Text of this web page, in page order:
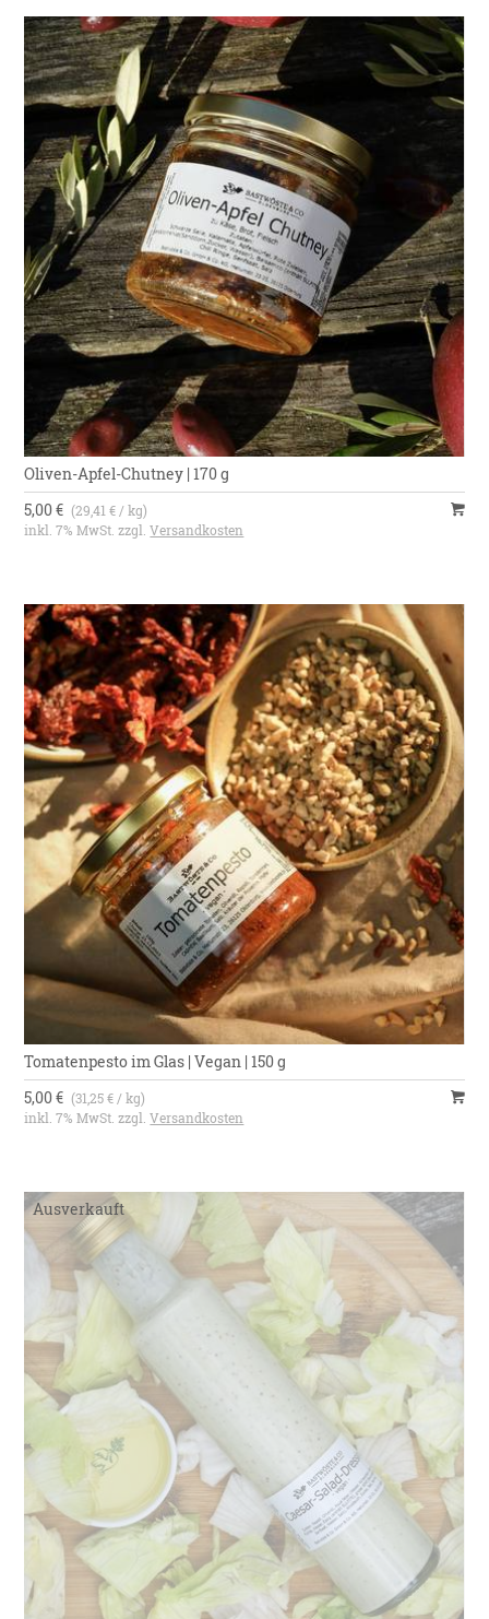
Oliven-Apfel-Chutney | 170 g
5,00 € (29,41 € / kg)
inkl. 7% MwSt. zzgl.Versandkosten
Tomatenpesto im Glas | Vegan | 150 g
5,00 € (31,25 € / kg)
inkl. 7% MwSt. zzgl.Versandkosten